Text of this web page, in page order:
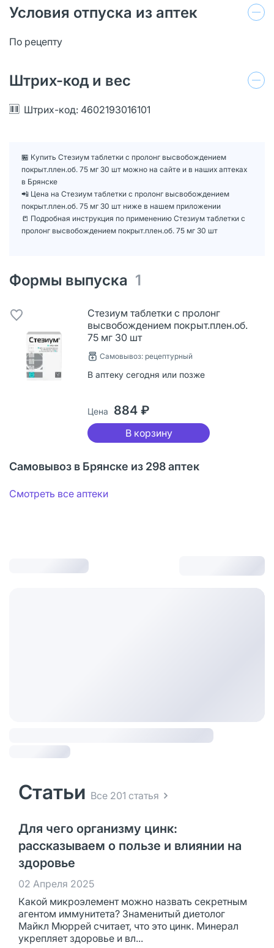
Условия отпуска из аптек
По рецепту
Штрих-код и вес
Штрих-код: 4602193016101
🏪 Купить Стезиум таблетки с пролонг высвобождением
покрыт.плен.об. 75 мг 30 шт можно на сайте и в наших аптеках
в Брянске
📲 Цена на Стезиум таблетки с пролонг высвобождением
покрыт.плен.об. 75 мг 30 шт ниже в нашем приложении
📒 Подробная инструкция по применению Стезиум таблетки с
пролонг высвобождением покрыт.плен.об. 75 мг 30 шт
Формы выпуска 1
Стезиум таблетки с пролонг
высвобождением покрыт.плен.об.
75 мг 30 шт
Самовывоз: рецептурный
В аптеку сегодня или позже
Цена 884 ₽
В корзину
Самовывоз в Брянске из 298 аптек
Смотреть все аптеки
Статьи Все 201 статья
Для чего организму цинк:
рассказываем о пользе и влиянии на
здоровье
02 Апреля 2025
Какой микроэлемент можно назвать секретным
агентом иммунитета? Знаменитый диетолог
Майкл Мюррей считает, что это цинк. Минерал
укрепляет здоровье и вл...